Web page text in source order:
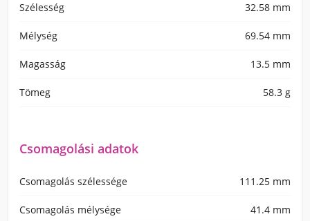
Szélesség 32.58 mm
Mélység 69.54 mm
Magasság 13.5 mm
Tömeg 58.3 g
Csomagolási adatok
Csomagolás szélessége 111.25 mm
Csomagolás mélysége 41.4 mm